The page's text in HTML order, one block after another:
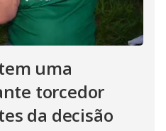
uma
torcedor
da decisão